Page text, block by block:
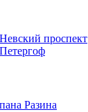
проспект
Разина